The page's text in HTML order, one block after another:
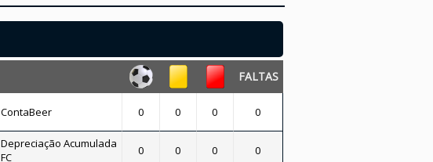
FALTAS
ContaBeer 0 0 0 0
Depreciação Acumulada
FC
0 0 0 0